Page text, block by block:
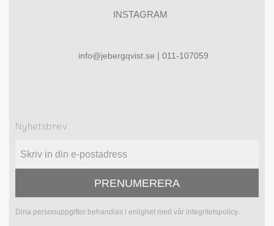
INSTAGRAM
info@jebergqvist.se | 011-107059
Nyhetsbrev
PRENUMERERA
Dina personuppgifter behandlas i enlighet med vår integritetspolicy.